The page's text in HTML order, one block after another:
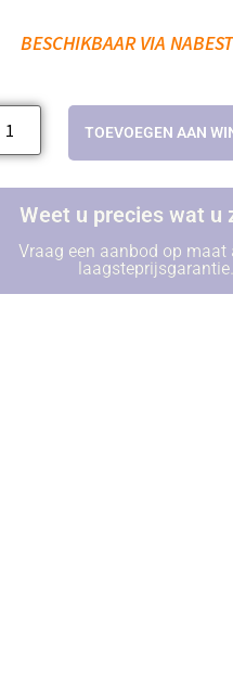
BESCHIKBAAR VIA
TOEVOEGEN AAN
Weet u precies wat u
Vraag een aanbod op maat
laagsteprijsgarantie.